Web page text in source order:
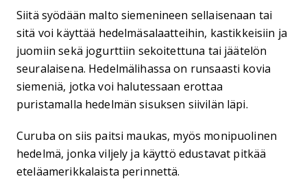
Siitä syödään malto siemenineen sellaisenaan tai
sitä voi käyttää hedelmäsalaatteihin, kastikkeisiin ja
juomiin sekä jogurttiin sekoitettuna tai jäätelön
seuralaisena. Hedelmälihassa on runsaasti kovia
siemeniä, jotka voi halutessaan erottaa
puristamalla hedelmän sisuksen siivilän läpi.
Curuba on siis paitsi maukas, myös monipuolinen
hedelmä, jonka viljely ja käyttö edustavat pitkää
eteläamerikkalaista perinnettä.